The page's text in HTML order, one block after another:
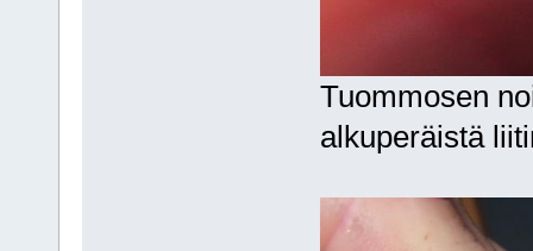
Tuommosen
alkuperäistä